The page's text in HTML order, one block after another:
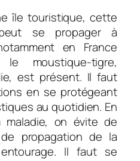
île touristique, cette
se propager à
en France
moustique-tigre,
est présent. Il faut
en se protégeant
au quotidien. En
on évite de
propagation de la
Il faut se